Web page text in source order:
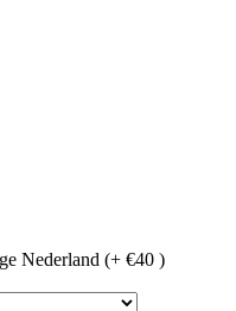
Nederland (+ €40 )